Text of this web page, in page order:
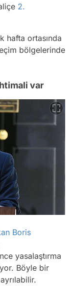
2.
hafta ortasında
bölgelerinde
var
Boris
yasalaştırma
Böyle bir